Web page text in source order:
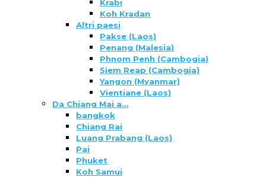
Krabi
Koh Kradan
Altri paesi
Pakse (Laos)
Penang (Malesia)
Phnom Penh (Cambogia)
Siem Reap (Cambogia)
Yangon (Myanmar)
Vientiane (Laos)
Da Chiang Mai a…
bangkok
Chiang Rai
Luang Prabang (Laos)
Pai
Phuket
Koh Samui